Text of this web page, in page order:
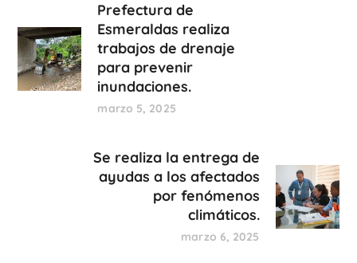
Prefectura de
Esmeraldas realiza
trabajos de drenaje
para prevenir
inundaciones.
marzo 5, 2025
Se realiza la entrega de
ayudas a los afectados
por fenómenos
climáticos.
marzo 6, 2025